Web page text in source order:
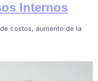
Internos
costos, aumento de la